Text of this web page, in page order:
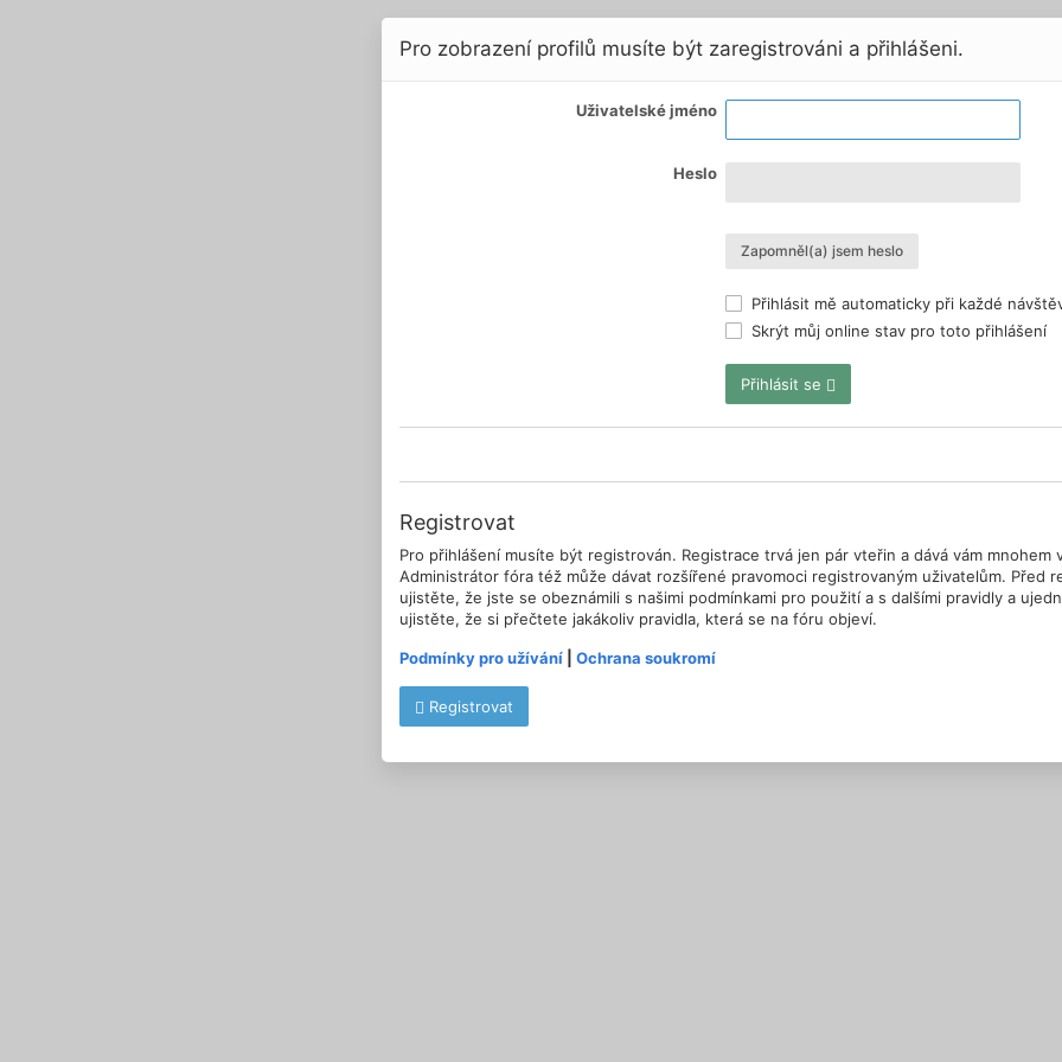
Pro zobrazení profilů musíte být zaregistrováni a přihlášeni.
Uživatelské jméno
Heslo
Zapomněl(a) jsem heslo
Přihlásit mě automaticky při každé
Skrýt můj online stav pro toto přihlášení
Přihlásit se
Registrovat
Pro přihlášení musíte být registrován. Registrace trvá jen pár vteřin a dává vám mnohem
Administrátor fóra též může dávat rozšířené pravomoci registrovaným uživatelům. Před
ujistěte, že jste se obeznámili s našimi podmínkami pro použití a s dalšími pravidly a
ujistěte, že si přečtete jakákoliv pravidla, která se na fóru objeví.
Podmínky pro užívání Ochrana soukromí
Registrovat